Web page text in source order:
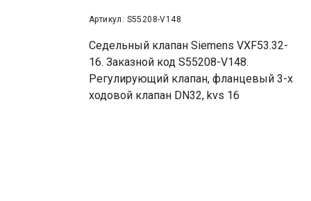
Артикул: S55208-V148
Седельный клапан Siemens VXF53.32-
16. Заказной код S55208-V148.
Регулирующий клапан, фланцевый 3-х
ходовой клапан DN32, kvs 16